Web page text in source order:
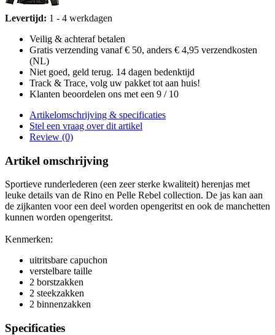
Levertijd: 1 - 4 werkdagen
Veilig & achteraf betalen
Gratis verzending vanaf € 50, anders € 4,95 verzendkosten
(NL)
Niet goed, geld terug. 14 dagen bedenktijd
Track & Trace, volg uw pakket tot aan huis!
Klanten beoordelen ons met een 9 / 10
Artikelomschrijving & specificaties
Stel een vraag over dit artikel
Review (0)
Artikel omschrijving
Sportieve runderlederen (een zeer sterke kwaliteit) herenjas met
leuke details van de Rino en Pelle Rebel collection. De jas kan aan
de zijkanten voor een deel worden opengeritst en ook de manchetten
kunnen worden opengeritst.
Kenmerken:
uitritsbare capuchon
verstelbare taille
2 borstzakken
2 steekzakken
2 binnenzakken
Specificaties